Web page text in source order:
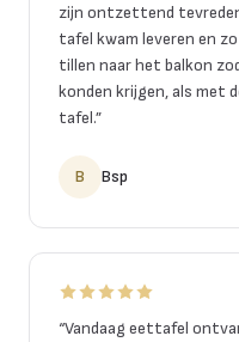
zijn ontzettend
tafel kwam leveren en
tillen naar het balkon
konden krijgen, als met
tafel.”
B Bsp
“Vandaag eettafel